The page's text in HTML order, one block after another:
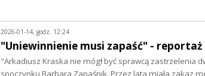
2026-01-14, godz. 12:24
"Uniewinnienie musi zapaść" -
"Arkadiusz Kraska nie mógł być sprawcą zastrzelenia
spoczynku Barbara Zapaśnik. Przez lata miała zakaz